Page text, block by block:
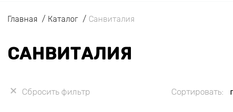
Главная Каталог Санвиталия
САНВИТАЛИЯ
Сбросить фильтр Сортировать: